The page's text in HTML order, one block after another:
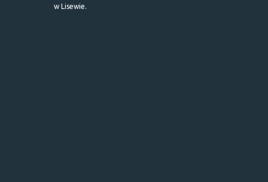
w Lisewie.